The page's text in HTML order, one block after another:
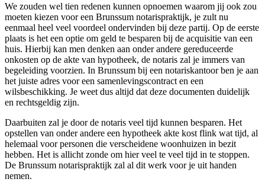
We zouden wel tien redenen kunnen opnoemen waarom jij ook zou
moeten kiezen voor een Brunssum notarispraktijk, je zult nu
eenmaal heel veel voordeel ondervinden bij deze partij. Op de eerste
plaats is het een optie om geld te besparen bij de acquisitie van een
huis. Hierbij kan men denken aan onder andere gereduceerde
onkosten op de akte van hypotheek, de notaris zal je immers van
begeleiding voorzien. In Brunssum bij een notariskantoor ben je aan
het juiste adres voor een samenlevingscontract en een
wilsbeschikking. Je weet dus altijd dat deze documenten duidelijk
en rechtsgeldig zijn.
Daarbuiten zal je door de notaris veel tijd kunnen besparen. Het
opstellen van onder andere een hypotheek akte kost flink wat tijd, al
helemaal voor personen die verscheidene woonhuizen in bezit
hebben. Het is allicht zonde om hier veel te veel tijd in te stoppen.
De Brunssum notarispraktijk zal al dit werk voor je uit handen
nemen.